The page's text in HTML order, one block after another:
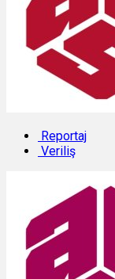
Reportaj
Veriliş